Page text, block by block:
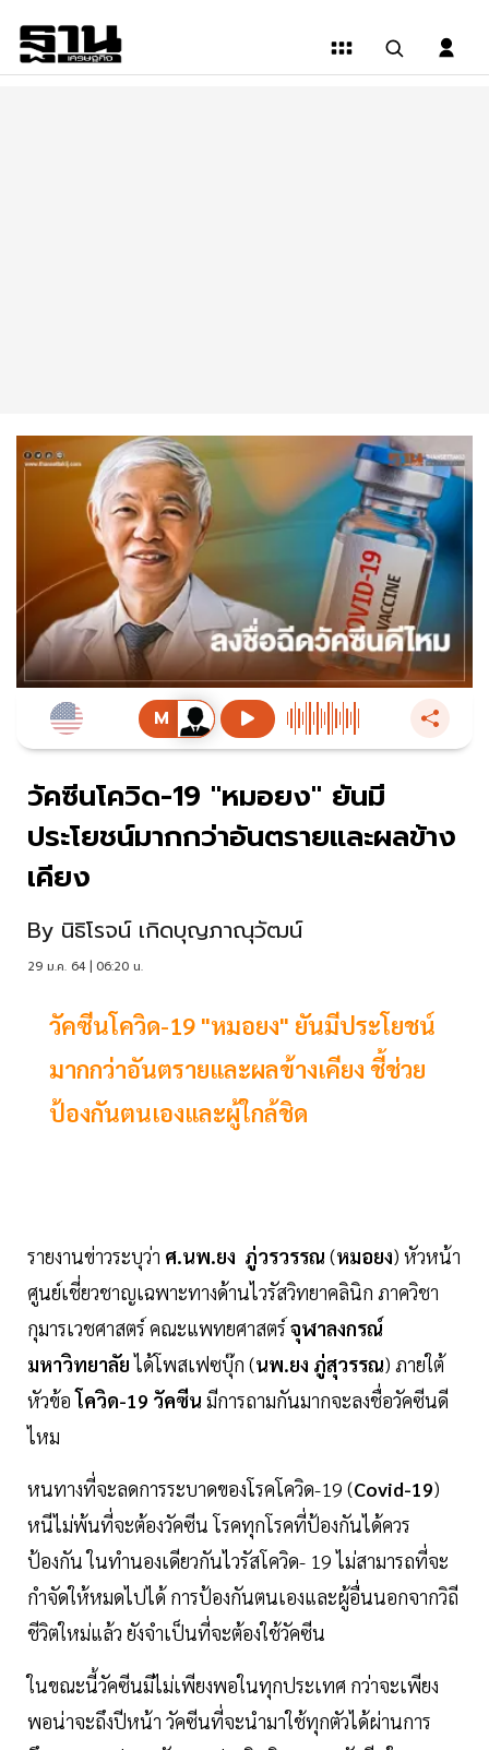
วัคซีนโควิด-19 "หมอยง" ยันมี
ประโยชน์มากกว่าอันตรายและผลข้าง
เคียง
By นิธิโรจน์ เกิดบุญภาณุวัฒน์
29 ม.ค. 64 | 06:20 น.
วัคซีนโควิด-19 "หมอยง" ยันมีประโยชน์
มากกว่าอันตรายและผลข้างเคียง ชี้ช่วย
ป้องกันตนเองและผู้ใกล้ชิด
รายงานข่าวระบุว่า ศ.นพ.ยง ภู่วรวรรณ (หมอยง) หัวหน้า
ศูนย์เชี่ยวชาญเฉพาะทางด้านไวรัสวิทยาคลินิก ภาควิชา
กุมารเวชศาสตร์ คณะแพทยศาสตร์ จุฬาลงกรณ์
มหาวิทยาลัยได้โพสเฟซบุ๊ก (นพ.ยง ภู่สุวรรณ) ภายใต้
หัวข้อโควิด-19 วัคซีน มีการถามกันมากจะลงชื่อวัคซีนดี
ไหม
หนทางที่จะลดการระบาดของโรคโควิด-19 (Covid-19)
หนีไม่พ้นที่จะต้องวัคซีน โรคทุกโรคที่ป้องกันได้ควร
ป้องกัน ในทำนองเดียวกันไวรัสโควิด- 19 ไม่สามารถที่จะ
กำจัดให้หมดไปได้ การป้องกันตนเองและผู้อื่นนอกจากวิถี
ชีวิตใหม่แล้ว ยังจำเป็นที่จะต้องใช้วัคซีน
ในขณะนี้วัคซีนมีไม่เพียงพอในทุกประเทศ กว่าจะเพียง
พอน่าจะถึงปีหน้า วัคซีนที่จะนำมาใช้ทุกตัวได้ผ่านการ